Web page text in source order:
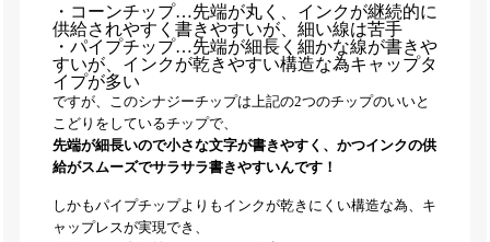
・コーンチップ…先端が丸く、インクが継続的に
供給されやすく書きやすいが、細い線は苦手
・パイプチップ…先端が細長く細かな線が書きや
すいが、インクが乾きやすい構造な為キャップタ
イプが多い
ですが、このシナジーチップは上記の2つのチップのいいと
こどりをしているチップで、
先端が細長いので小さな文字が書きやすく、かつインクの供
給がスムーズでサラサラ書きやすいんです！
しかもパイプチップよりもインクが乾きにくい構造な為、キ
ャップレスが実現でき、